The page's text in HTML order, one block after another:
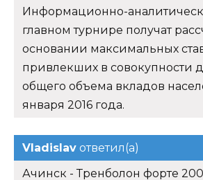
Информационно-
главном турнире получат
основании максимальных
привлекших в совокупности
общего объема вкладов
января 2016 года.
Vladislav ответил(а)
Ачинск - Тренболон форте 200